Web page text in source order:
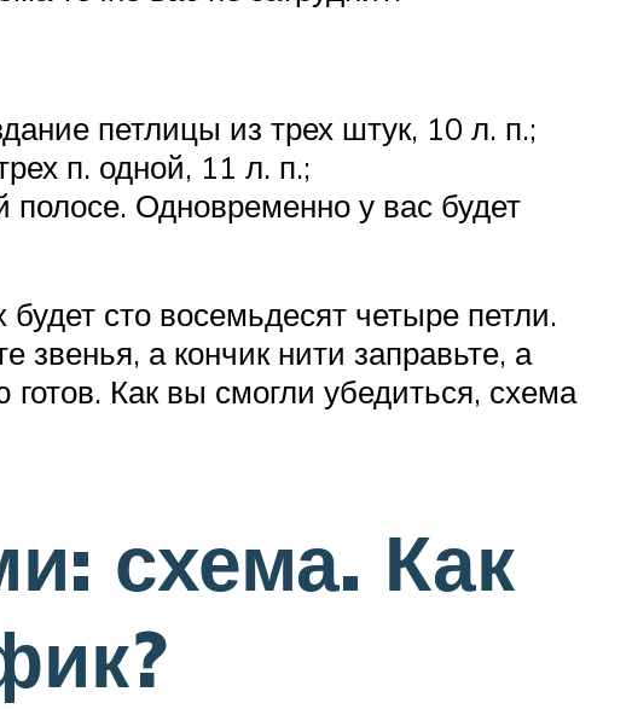
петлицы из трех штук, 10 л. п.;
п. одной, 11 л. п.;
полосе. Одновременно у вас будет
сто восемьдесят четыре петли.
а кончик нити заправьте, а
Как вы смогли убедиться, схема
схема. Как